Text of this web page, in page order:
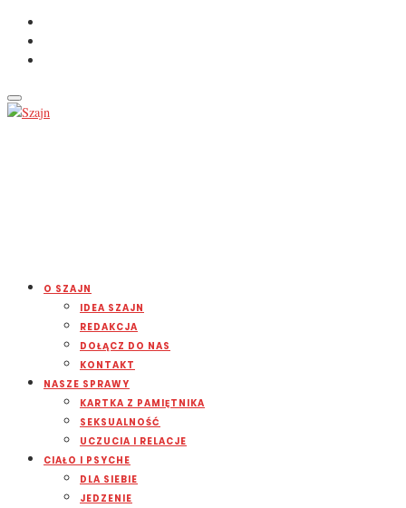
O SZAJN
IDEA SZAJN
REDAKCJA
DOŁĄCZ DO NAS
KONTAKT
NASZE SPRAWY
KARTKA Z PAMIĘTNIKA
SEKSUALNOŚĆ
UCZUCIA I RELACJE
CIAŁO I PSYCHE
DLA SIEBIE
JEDZENIE